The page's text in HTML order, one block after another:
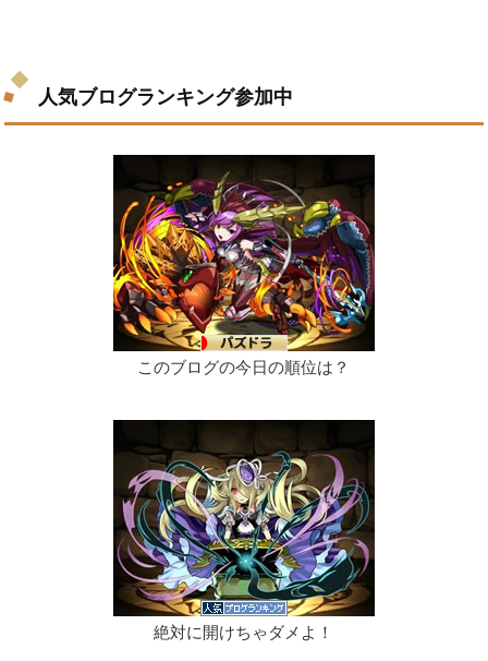
人気ブログランキング参加中
このブログの今日の順位は？
絶対に開けちゃダメよ！